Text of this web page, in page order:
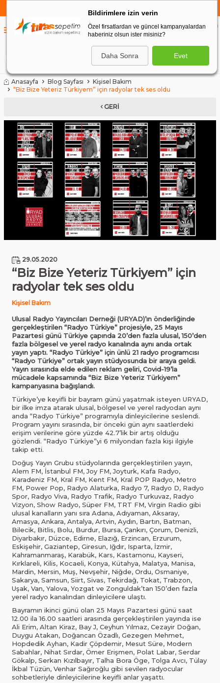
Anasayfa Blog Sayfası
Kişisel Bakım
“Biz Bize Yeteriz Türkiyem” için radyolar tek ses oldu
GERI
29.05.2020
“Biz Bize Yeteriz Türkiyem” için
radyolar tek ses oldu
Kişisel Bakım
Ulusal Radyo Yayıncıları Derneği (URYAD)’ın önderliğinde
gerçekleştirilen “Radyo Türkiye” projesiyle, 25 Mayıs
Pazartesi günü Türkiye çapında 20’den fazla ulusal, 150’den
fazla bölgesel ve yerel radyo kanalında aynı anda ortak
yayın yaptı. “Radyo Türkiye” için ünlü 21 radyo programcısı
“Radyo Türkiye” ortak yayın stüdyosunda bir araya geldi.
Yayın sırasında elde edilen reklam geliri, Covid-19’la
mücadele kapsamında “Biz Bize Yeteriz Türkiyem”
kampanyasına bağışlandı.
Türkiye’ye keyifli bir bayram günü yaşatmak isteyen URYAD,
bir ilke imza atarak ulusal, bölgesel ve yerel radyodan aynı
anda “Radyo Türkiye” programıyla dinleyicilerine seslendi.
Program yayını sırasında, bir önceki gün aynı saatlerdeki
erişim verilerine göre yüzde 42.7’lik bir artış olduğu
gözlendi. “Radyo Türkiye”yi 6 milyondan fazla kişi ilgiyle
takip etti.
Doğuş Yayın Grubu stüdyolarında gerçekleştirilen yayın,
Alem FM, İstanbul FM, Joy FM, Joyturk, Kafa Radyo,
Karadeniz FM, Kral FM, Kent FM, Kral POP Radyo, Metro
FM, Power Pop, Radyo Alaturka, Radyo 7, Radyo D, Radyo
Spor, Radyo Viva, Radyo Trafik, Radyo Turkuvaz, Radyo
Vizyon, Show Radyo, Süper FM, TRT FM, Virgin Radio gibi
ulusal kanalların yanı sıra Adana, Adıyaman, Aksaray,
Amasya, Ankara, Antalya, Artvin, Aydın, Bartın, Batman,
Bilecik, Bitlis, Bolu, Burdur, Bursa, Çankırı, Çorum, Denizli,
Diyarbakır, Düzce, Edirne, Elazığ, Erzincan, Erzurum,
Eskişehir, Gaziantep, Giresun, Iğdır, Isparta, İzmir,
Kahramanmaraş, Karabük, Kars, Kastamonu, Kayseri,
Kırklareli, Kilis, Kocaeli, Konya, Kütahya, Malatya, Manisa,
Mardin, Mersin, Muş, Nevşehir, Niğde, Ordu, Osmaniye,
Sakarya, Samsun, Siirt, Sivas, Tekirdağ, Tokat, Trabzon,
Uşak, Van, Yalova, Yozgat ve Zonguldak’tan 150’den fazla
yerel radyo kanalından dinleyicilere ulaştı.
Bayramın ikinci günü olan 25 Mayıs Pazartesi günü saat
12.00 ila 16.00 saatleri arasında gerçekleştirilen yayında ise
Ali Erim, Altan Kiraz, Bay J, Ceyhun Yılmaz, Cezayir Doğan,
Duygu Atakan, Doğancan Özadlı, Gezegen Mehmet,
Hopdedik Ayhan, Kadir Çöpdemir, Mesut Süre, Modern
Sabahlar, Nihat Sırdar, Ömer Erişmen, Polat Labar, Serdar
Gökalp, Serkan Kızılbayır, Talha Bora Öge, Tolga Avcı, Tülay
İkbal Tüzün, Venhar Sağıroğlu gibi sevilen radyocular
sohbetleriyle dinleyicilerine keyifli anlar yaşattı.
Bildirimlere izin verin
Özel firsatlardan ve güncel kampanyalardan
haberiniz olsun ister misiniz?
Daha Sonra Evet